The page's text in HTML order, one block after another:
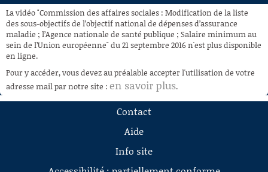
À LA DEMANDE
RECHERCHE
AIDE À LA DÉCOUPE
DE VIDÉOS
La vidéo "Commission des affaires sociales : Modification de la liste
des sous-objectifs de l’objectif national de dépenses d’assurance
maladie ; l’Agence nationale de santé publique ; Salaire minimum au
sein de l’Union européenne" du 21 septembre 2016 n'est plus disponible
en ligne.
Pour y accéder, vous devez au préalable accepter l'utilisation de votre
adresse mail par notre site : en savoir plus.
Contact
Aide
Info site